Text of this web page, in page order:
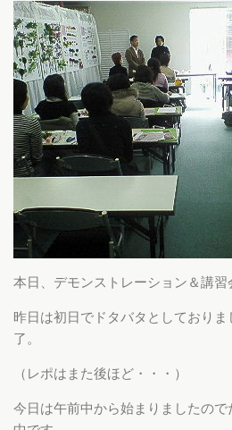
本日、デモンストレーション＆講習
昨日は初日でドタバタとしており
了。
（レポはまた後ほど・・・）
今日は午前中から始まりましたの